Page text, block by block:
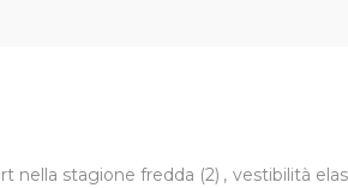
nella stagione fredda (2) , vestibilità